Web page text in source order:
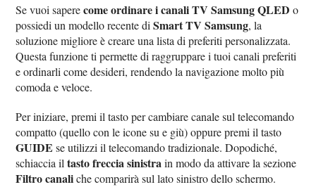
Se vuoi saperecome ordinare i canali TV Samsung QLED o
possiedi un modello recente diSmart TV Samsung, la
soluzione migliore è creare una lista di preferiti personalizzata.
Questa funzione ti permette di raggruppare i tuoi canali preferiti
e ordinarli come desideri, rendendo la navigazione molto più
comoda e veloce.
Per iniziare, premi il tasto per cambiare canale sul telecomando
compatto (quello con le icone su e giù) oppure premi il tasto
GUIDE se utilizzi il telecomando tradizionale. Dopodiché,
schiaccia iltasto freccia sinistra in modo da attivare la sezione
Filtro canaliche comparirà sul lato sinistro dello schermo.